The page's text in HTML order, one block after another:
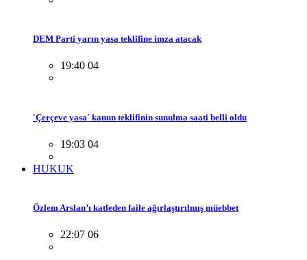
DEM Parti yarın yasa teklifine imza atacak
19:40 04
'Çerçeve yasa' kanun teklifinin sunulma saati belli oldu
19:03 04
HUKUK
Özlem Arslan’ı katleden faile ağırlaştırılmış müebbet
22:07 06